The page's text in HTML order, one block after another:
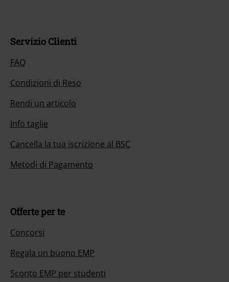
Servizio Clienti
FAQ
Condizioni di Reso
Rendi un articolo
Info taglie
Cancella la tua iscrizione al BSC
Metodi di Pagamento
Offerte per te
Concorsi
Regala un buono EMP
Sconto EMP per studenti